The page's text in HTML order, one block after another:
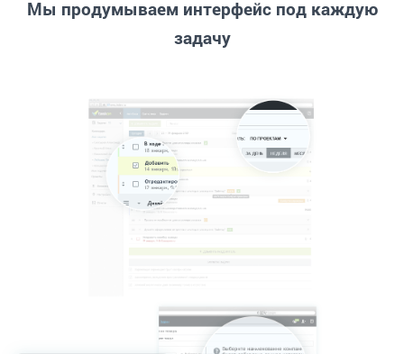
Мы продумываем интерфейс под каждую
задачу